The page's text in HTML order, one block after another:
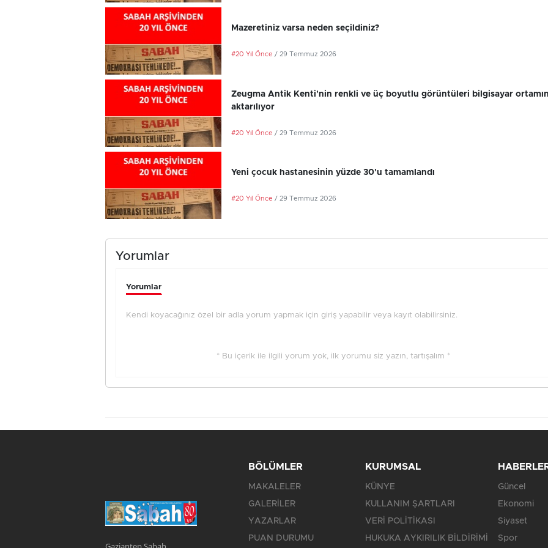
Mazeretiniz varsa neden seçildiniz?
#20 Yıl Önce / 29 Temmuz 2026
Zeugma Antik Kenti'nin renkli ve üç boyutlu görüntüleri bilgisayar
aktarılıyor
#20 Yıl Önce / 29 Temmuz 2026
Yeni çocuk hastanesinin yüzde 30'u tamamlandı
#20 Yıl Önce / 29 Temmuz 2026
Yorumlar
Yorumlar
Kendi koyacağınız özel bir adla yorum yapmak için giriş yapabilir veya kayıt olabilirsiniz.
* Bu içerik ile ilgili yorum yok, ilk yorumu siz yazın, tartışalım *
BÖLÜMLER
MAKALELER
GALERİLER
YAZARLAR
PUAN DURUMU
KURUMSAL
KÜNYE
KULLANIM ŞARTLARI
VERİ POLİTİKASI
HUKUKA AYKIRILIK BİLDİRİMİ
Güncel
Ekonomi
Siyaset
Spor